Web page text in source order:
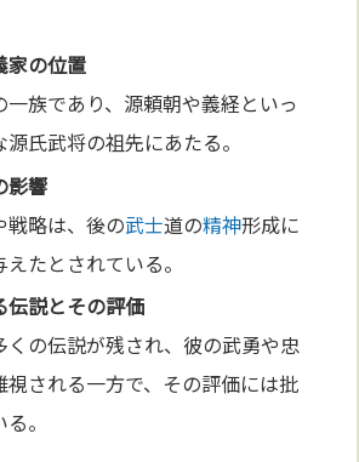
家の位置
一族であり、源頼朝や義経といっ
氏武将の祖先にあたる。
影響
戦略は、後の武士道の精神形成に
たとされている。
伝説とその評価
くの伝説が残され、彼の武勇や忠
視される一方で、その評価には批
。